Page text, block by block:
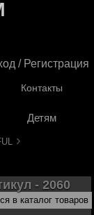
/ Регистрация
Контакты
Детям
›
- 2060
в каталог товаров